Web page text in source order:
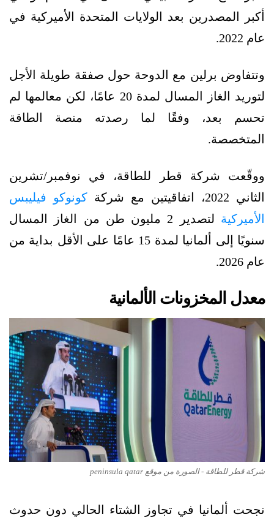
أكبر المصدرين بعد الولايات المتحدة الأميركية في
عام 2022.
وتتفاوض برلين مع الدوحة حول صفقة طويلة الأجل
لتوريد الغاز المسال لمدة 20 عامًا، لكن معالمها لم
تحسم بعد، وفقًا لما رصدته منصة الطاقة
المتخصصة.
ووقّعت شركة قطر للطاقة، في نوفمبر/تشرين
الثاني 2022، اتفاقيتين مع شركة
كونوكو فيليبس
الأميركية
لتصدير 2 مليون طن من الغاز المسال
سنويًا إلى ألمانيا لمدة 15 عامًا على الأقل بداية من
عام 2026.
معدل المخزونات الألمانية
شركة قطر للطاقة - الصورة من موقع peninsula qatar
نجحت ألمانيا في تجاوز الشتاء الحالي دون حدوث